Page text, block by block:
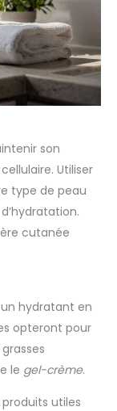
son
Utiliser
type de peau
cutanée
hydratant en
opteront pour
le gel-crème.
utiles